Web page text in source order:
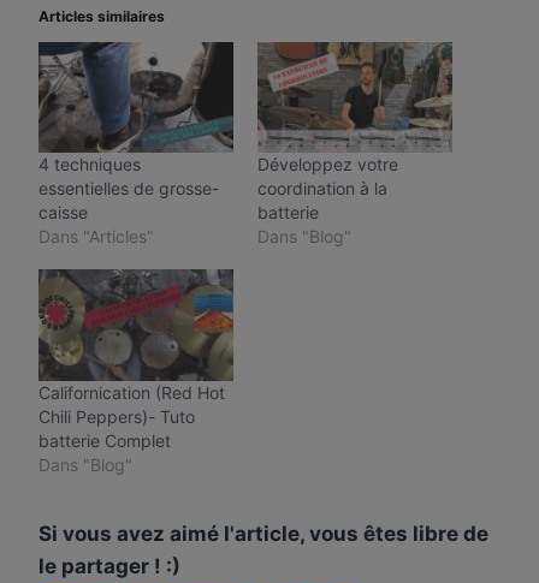
Articles similaires
4 techniques
essentielles de grosse-
caisse
Dans "Articles"
Développez votre
coordination à la
batterie
Dans "Blog"
Californication (Red Hot
Chili Peppers)- Tuto
batterie Complet
Dans "Blog"
Si vous avez aimé l'article, vous êtes libre de
le partager ! :)